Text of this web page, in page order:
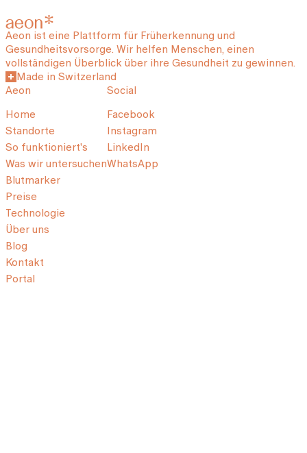
Aeon ist eine Plattform für Früherkennung und
Gesundheitsvorsorge. Wir helfen Menschen, einen
vollständigen Überblick über ihre Gesundheit zu gewinnen.
Made in Switzerland
Aeon
Home
Standorte
So funktioniert's
Was wir untersuchen
Blutmarker
Preise
Technologie
Über uns
Blog
Kontakt
Portal
Social
Facebook
Instagram
LinkedIn
WhatsApp